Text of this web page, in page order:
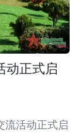
动正式启
流活动正式启